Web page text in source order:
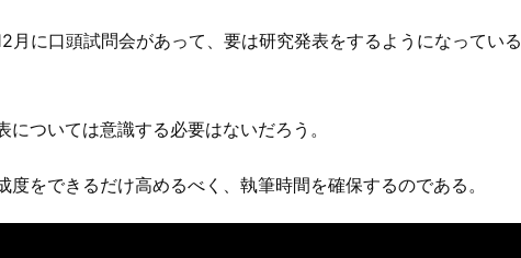
月に口頭試問会があって、要は研究発表をするようになっている
ついては意識する必要はないだろう。
をできるだけ高めるべく、執筆時間を確保するのである。